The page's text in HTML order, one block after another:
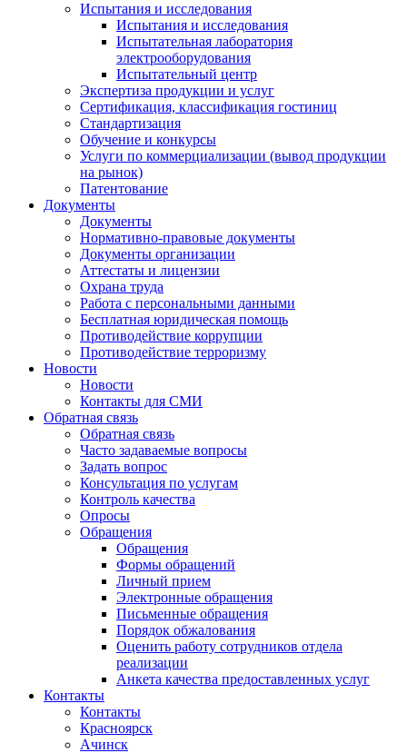
Испытания и исследования
Испытания и исследования
Испытательная лаборатория
электрооборудования
Испытательный центр
Экспертиза продукции и услуг
Сертификация, классификация гостиниц
Стандартизация
Обучение и конкурсы
Услуги по коммерциализации (вывод продукции
на рынок)
Патентование
Документы
Документы
Нормативно-правовые документы
Документы организации
Аттестаты и лицензии
Охрана труда
Работа с персональными данными
Бесплатная юридическая помощь
Противодействие коррупции
Противодействие терроризму
Новости
Новости
Контакты для СМИ
Обратная связь
Обратная связь
Часто задаваемые вопросы
Задать вопрос
Консультация по услугам
Контроль качества
Опросы
Обращения
Обращения
Формы обращений
Личный прием
Электронные обращения
Письменные обращения
Порядок обжалования
Оценить работу сотрудников отдела
реализации
Анкета качества предоставленных услуг
Контакты
Контакты
Красноярск
Ачинск